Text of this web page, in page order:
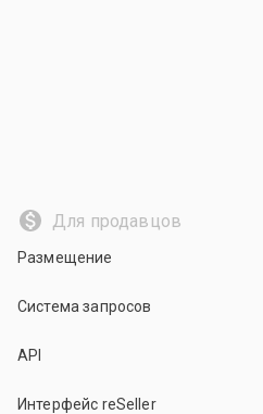
Для продавцов
Размещение
Система запросов
API
Интерфейс reSeller